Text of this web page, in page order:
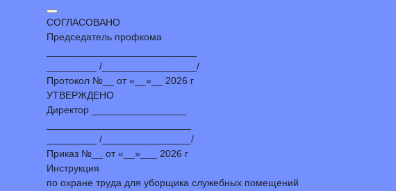
СОГЛАСОВАНО
Председатель профкома
_________ /_________________/
Протокол №__ от «__»__ 2026 г
УТВЕРЖДЕНО
Директор _________________
_________ /________________/
Приказ №__ от «__»___ 2026 г
Инструкция
по охране труда для уборщика служебных помещений